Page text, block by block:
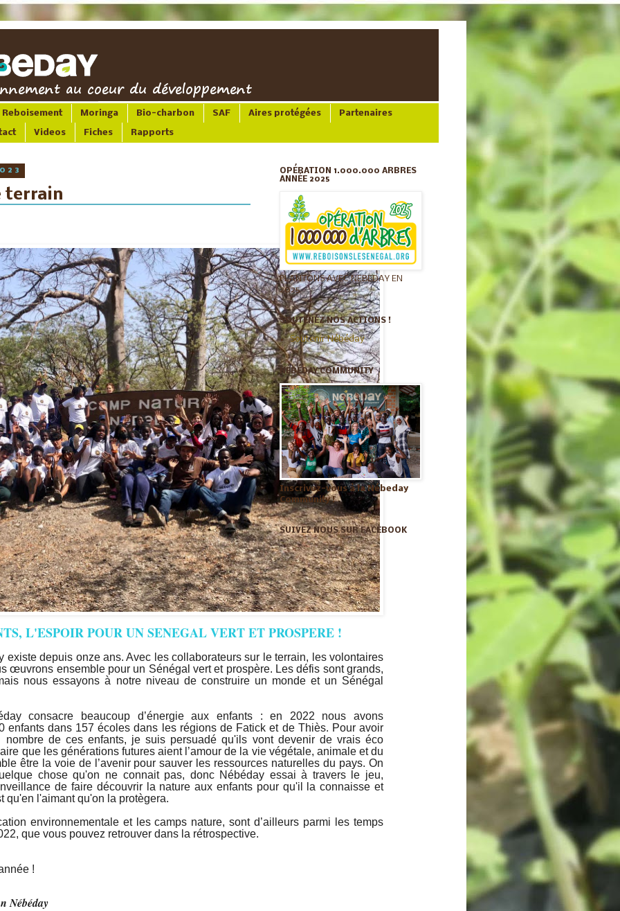
Reboisement Moringa Bio-charbon SAF Aires protégées Partenaires
Videos Fiches Rapports
terrain
L'ESPOIR POUR UN SENEGAL VERT ET PROSPERE !
existe depuis onze ans. Avec les collaborateurs sur le terrain, les volontaires
œuvrons ensemble pour un Sénégal vert et prospère. Les défis sont grands,
nous essayons à notre niveau de construire un monde et un Sénégal
consacre beaucoup d’énergie aux enfants : en 2022 nous avons
enfants dans 157 écoles dans les régions de Fatick et de Thiès. Pour avoir
nombre de ces enfants, je suis persuadé qu'ils vont devenir de vrais éco
que les générations futures aient l’amour de la vie végétale, animale et du
être la voie de l’avenir pour sauver les ressources naturelles du pays. On
chose qu'on ne connait pas, donc Nébéday essai à travers le jeu,
de faire découvrir la nature aux enfants pour qu'il la connaisse et
qu'en l'aimant qu'on la protègera.
environnementale et les camps nature, sont d’ailleurs parmi les temps
que vous pouvez retrouver dans la rétrospective.
!
Nébéday
OPÉRATION 1.000.000 ARBRES
ANNÉE 2025
PLANTONS AVEC NEBEDAY EN
2025
SOUTENEZ NOS ACTIONS !
Soutenir Nébéday
NÉBÉDAY COMMUNITY
Inscrivez-vous à la Nébeday
Community !
SUIVEZ NOUS SUR FACEBOOK